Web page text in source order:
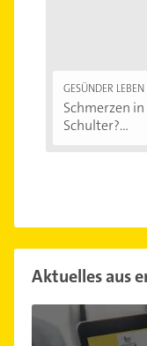
GESÜNDER LEBEN
Schmerzen
Schulter?
Aktuelles aus